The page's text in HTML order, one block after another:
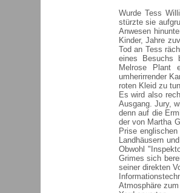
Wurde Tess
stürzte sie
Anwesen
Kinder, Jahre
Tod an Tess
eines Besuchs
Melrose Plant
umherirrender
roten Kleid zu
Es wird also
Ausgang. Jury,
denn auf die
der von Martha
Prise
Landhäusern
Obwohl
Grimes sich
seiner direkten
Atmosphäre